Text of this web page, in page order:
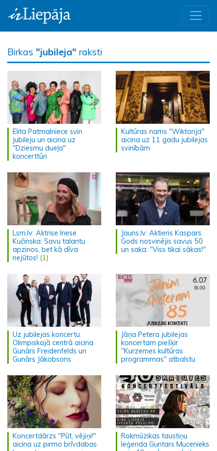
Birkas "jubileja" raksti
Elita Patmalniece svin
jubileju un aicina uz
"Dziesmu dueļa"
koncerttūri
Kultūras nams "Wiktorija"
aicina uz 11 gadu jubilejas
svinībām
Lsm.lv: Aktrise Inese
Kučinska: Savu talantu
apzinos, bet kā dīva
nejūtos! (1)
Jauns.lv: Aktieris Kaspars
Gods nosvinējis savus 50
un saka: "Viss tikai sākas!"
Uz jubilejas koncertu
Olimpiskajā centrā aicina
Gunārs Freidenfelds un
Gunārs Jākobsons
Jāņa Petera jubilejas
koncertam piešķir
"Kurzemes kultūras
programmas" atbalstu
Koncertdārzs "Pūt, vējiņi!"
aicina uz pirmo brīvdabas
Rokmūzikas taustiņu
leģenda Guntars Mucenieks